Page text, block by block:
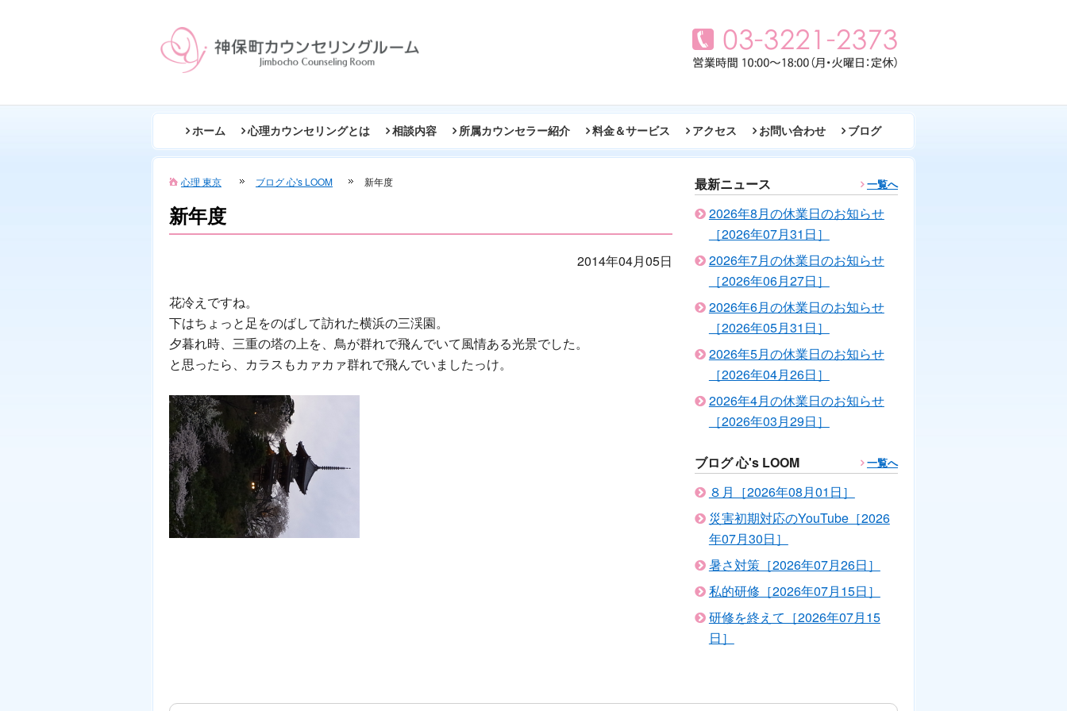
ホーム 心理カウンセリングとは 相談内容 所属カウンセラー紹介 料金＆サービス アクセス お問い合わせ ブログ
心理 東京 ブログ 心's LOOM 新年度
新年度
2014年04月05日
花冷えですね。
下はちょっと足をのばして訪れた横浜の三渓園。
夕暮れ時、三重の塔の上を、鳥が群れで飛んでいて風情ある光景でした。
と思ったら、カラスもカァカァ群れで飛んでいましたっけ。
最新ニュース 一覧へ
2026年8月の休業日のお知らせ
［2026年07月31日］
2026年7月の休業日のお知らせ
［2026年06月27日］
2026年6月の休業日のお知らせ
［2026年05月31日］
2026年5月の休業日のお知らせ
［2026年04月26日］
2026年4月の休業日のお知らせ
［2026年03月29日］
ブログ 心's LOOM 一覧へ
８月［2026年08月01日］
災害初期対応のYouTube［2026
年07月30日］
暑さ対策［2026年07月26日］
私的研修［2026年07月15日］
研修を終えて［2026年07月15
日］